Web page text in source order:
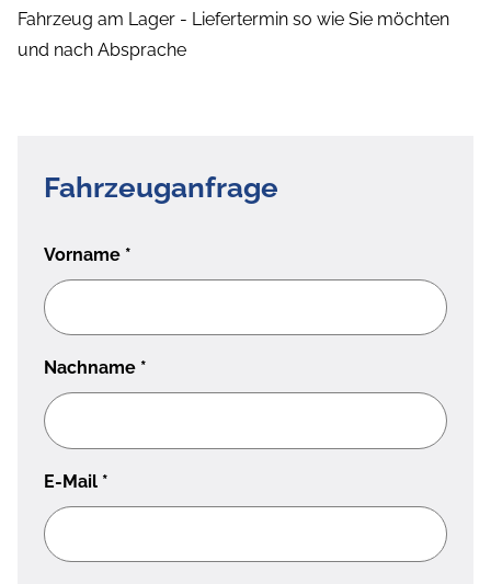
Fahrzeug am Lager - Liefertermin so wie Sie möchten
und nach Absprache
Fahrzeuganfrage
Vorname *
Nachname *
E-Mail *